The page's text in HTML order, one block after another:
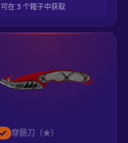
可在 3 个箱子中获取
穿肠刀（★）